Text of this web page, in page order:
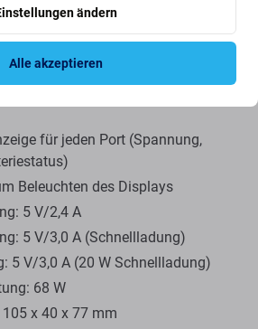
überprüfen. Die automatische
für mehr Schutz undverlängert
für jeden Port (Spannung,
Beleuchten des Displays
5 V/2,4 A
5 V/3,0 A (Schnellladung)
5 V/3,0 A (20 W Schnellladung)
68 W
x 40 x 77 mm
ändern
Alle akzeptieren